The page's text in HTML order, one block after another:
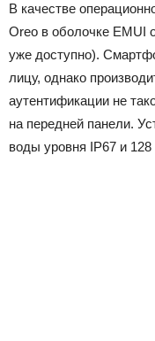
В качестве
Oreo в оболочке EMUI
уже доступно).
лицу, однако
аутентификации не
на передней панели.
воды уровня IP67 и